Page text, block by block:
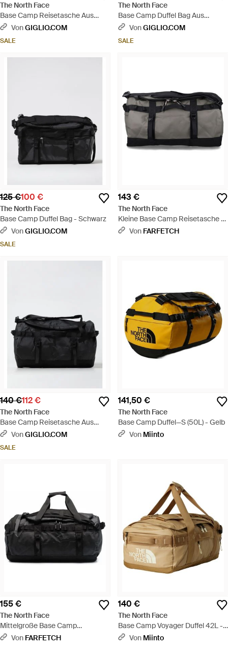
The North Face
Base Camp Reisetasche Aus
Recyceltem Nylon - Blau
VonGIGLIO.COM
SALE
The North Face
Base Camp Duffel Bag Aus
Recyceltem Technischem
VonGIGLIO.COM
SALE
125 €100 €
The North Face
Base Camp Duffel Bag - Schwarz
VonGIGLIO.COM
SALE
143 €
The North Face
Kleine Base Camp Reisetasche -
Schwarz
Von FARFETCH
140 €112 €
The North Face
Base Camp Reisetasche Aus
Recyceltem Nylon - Schwarz
VonGIGLIO.COM
SALE
141,50 €
The North Face
Base Camp Duffel—S (50L) - Gelb
Von Miinto
155 €
The North Face
Mittelgroße Base Camp
Reisetasche - Schwarz
Von FARFETCH
140 €
The North Face
Base Camp Voyager Duffel 42L -
Mettallic
Von Miinto